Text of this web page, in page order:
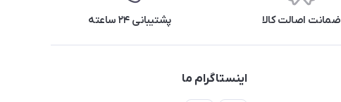
ضمانت اصالت کالا پشتیبانی ۲۴ ساعته
اینستاگرام ما